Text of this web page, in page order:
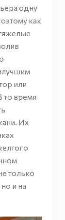
одну
как
или
то время
Их
только
и на